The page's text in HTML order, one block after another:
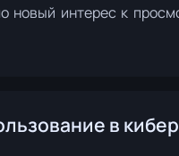
новый интерес к
в